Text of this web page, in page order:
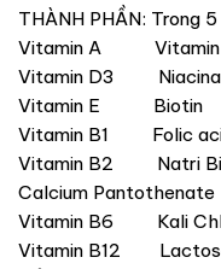
THÀNH PHẦN: Trong
Vitamin A Vitamin
Vitamin D3
Vitamin E Biotin
Vitamin B1 Folic
Vitamin B2 Natri
Calcium
Vitamin B6 Kali
Vitamin B12